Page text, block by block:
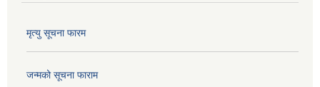
मृत्यु सूचना फारम
जन्मको सूचना फाराम